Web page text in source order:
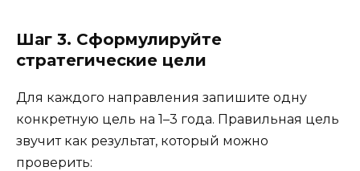
Шаг 3. Сформулируйте
стратегические цели
Для каждого направления запишите одну
конкретную цель на 1–3 года. Правильная цель
звучит как результат, который можно
проверить: